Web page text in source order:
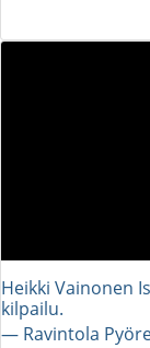
Heikki Vainonen
kilpailu.
― Ravintola